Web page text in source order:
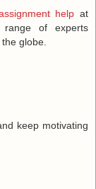
help at
range of experts
globe.
keep motivating